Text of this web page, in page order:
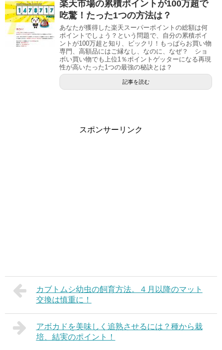
楽天市場の累積ポイントが100万超で
吃驚！たった1つの方法は？
あなたが獲得した楽天スーパーポイントの総額は何
ポイントでしょう？という問題で、自分の累積ポイ
ントが100万超と知り、ビックリ！もっぱらお買い物
専門、高額品にはご縁なし、なのに、なぜ？ ショ
ボい買い物でも上位1％ポイントゲッターになる再現
性が高いたった1つの最強の秘訣とは？
記事を読む
スポンサーリンク
カブトムシ幼虫の飼育方法。４月以降のマット
交換は慎重に！
アボカドを美味しく追熟させるには？種から栽
培、結実のポイント！